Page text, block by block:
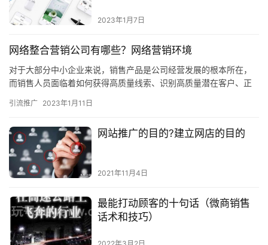
2023年1月7日
网络整合营销公司有哪些？网络营销环境
对于大部分中小企业来说，销售产品是公司经营发展的根本所在，
而销售人员面临着如何获得高质量线索、识别高质量潜在客户、正
发展。…
引流推广 2023年1月11日
网站推广的目的?建立网店的目的
2021年11月4日
最能打动顾客的十句话（微商销售
话术和技巧）